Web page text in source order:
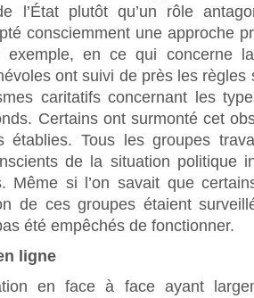
l’État plutôt qu’un rôle
consciemment une approche
exemple, en ce qui concerne
ont suivi de près les règles
caritatifs concernant les
Certains ont surmonté cet
établies. Tous les groupes
de la situation politique
Même si l’on savait que
de ces groupes étaient
été empêchés de fonctionner.
ligne
en face à face ayant